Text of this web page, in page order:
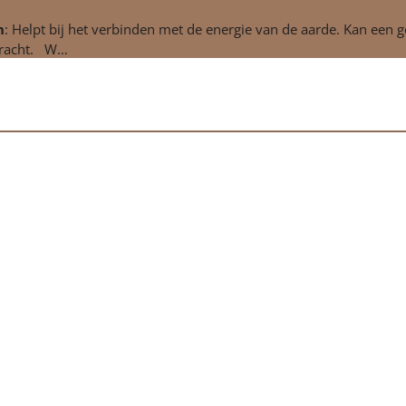
: Helpt bij het verbinden met de energie van de aarde. Kan een
W…